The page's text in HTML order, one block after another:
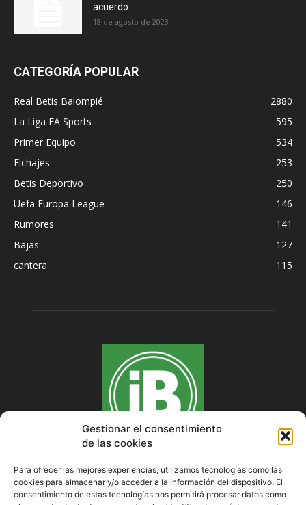
Gestionar el consentimiento
de las cookies
Para ofrecer las mejores experiencias, utilizamos tecnologías como las
cookies para almacenar y/o acceder a la información del dispositivo. El
consentimiento de estas tecnologías nos permitirá procesar datos como
acuerdo
18 de agosto de 2023
CATEGORÍA POPULAR
Real Betis Balompié
2880
La Liga EA Sports
595
Primer Equipo
534
Fichajes
253
Betis Deportivo
250
Uefa Europa League
146
Rumores
141
Bajas
127
cantera
115
SOBRE NOSOTROS